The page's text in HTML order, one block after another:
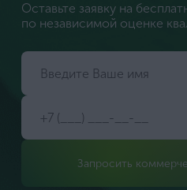
Оставьте заявку на
по независимой оценке
Запросить